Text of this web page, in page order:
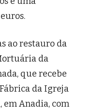
ao restauro da
da
que recebe
da Igreja
em Anadia, com